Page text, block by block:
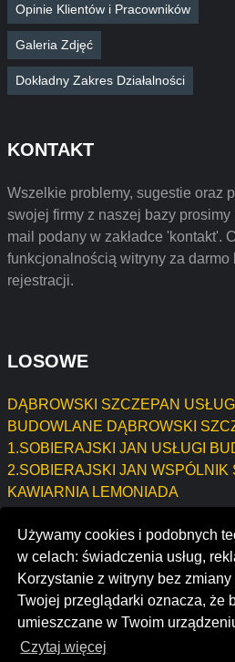
Używamy cookies i podobnych
w celach: świadczenia usług,
Korzystanie z witryny bez
Twojej przeglądarki oznacza, że
umieszczane w Twoim
Czytaj więcej
Opinie Klientów i Pracowników
Galeria Zdjęć
Dokładny Zakres Działalności
KONTAKT
Wszelkie problemy, sugestie oraz
swojej firmy z naszej bazy
mail podany w zakładce 'kontakt'.
funkcjonalnością witryny za darmo
rejestracji.
LOSOWE
DĄBROWSKI SZCZEPAN
BUDOWLANE DĄBROWSKI
1.SOBIERAJSKI JAN USŁUGI
2.SOBIERAJSKI JAN WSPÓLNIK
KAWIARNIA LEMONIADA
MILA Kamila Łodzińska
Psychoterapia Przemysław
Przedsiębiorstwo-Handlowo-
"Amica"Joanna Adach